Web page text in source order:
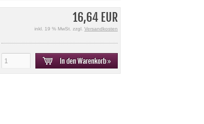
16,64 EUR
inkl. 19 % MwSt. zzgl. Versandkosten